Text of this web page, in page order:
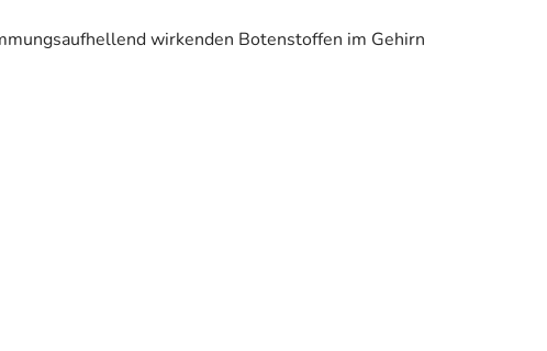
wirkenden Botenstoffen im Gehirn